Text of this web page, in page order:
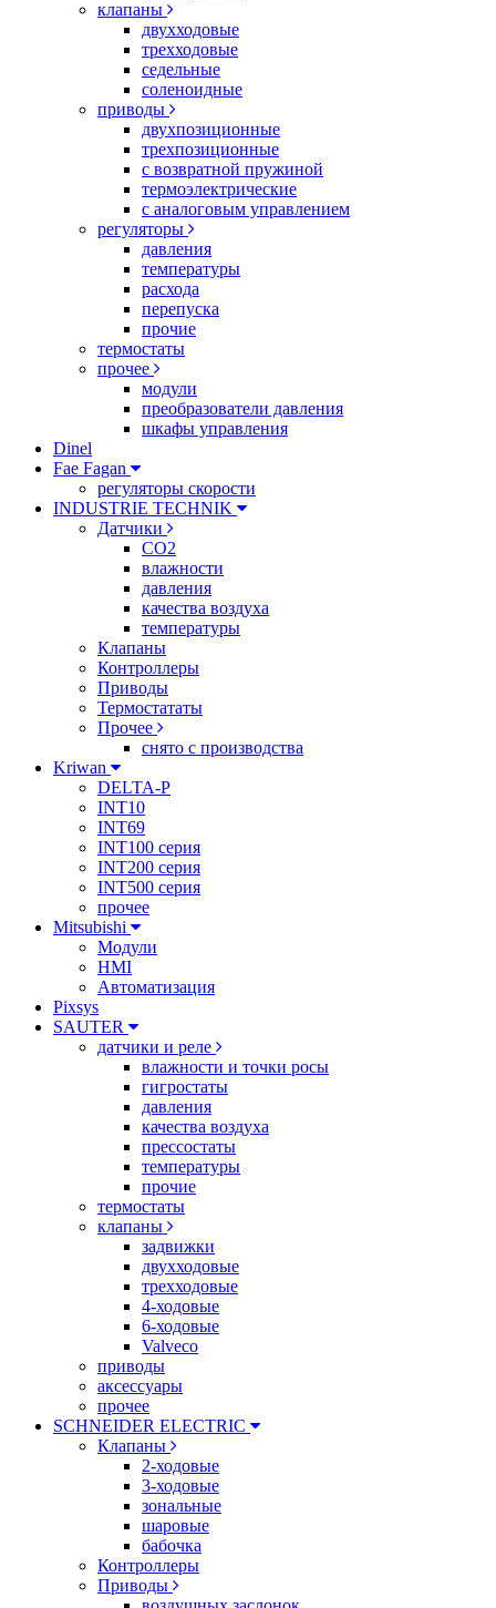
клапаны
двухходовые
трехходовые
седельные
соленоидные
приводы
двухпозиционные
трехпозиционные
с возвратной пружиной
термоэлектрические
с аналоговым управлением
регуляторы
давления
температуры
расхода
перепуска
прочие
термостаты
прочее
модули
преобразователи давления
шкафы управления
Dinel
Fae Fagan
регуляторы скорости
INDUSTRIE TECHNIK
Датчики
CO2
влажности
давления
качества воздуха
температуры
Клапаны
Контроллеры
Приводы
Термостататы
Прочее
снято с производства
Kriwan
DELTA-P
INT10
INT69
INT100 серия
INT200 серия
INT500 серия
прочее
Mitsubishi
Модули
HMI
Автоматизация
Pixsys
SAUTER
датчики и реле
влажности и точки росы
гигростаты
давления
качества воздуха
прессостаты
температуры
прочие
термостаты
клапаны
задвижки
двухходовые
трехходовые
4-ходовые
6-ходовые
Valveco
приводы
аксессуары
прочее
SCHNEIDER ELECTRIC
Клапаны
2-ходовые
3-ходовые
зональные
шаровые
бабочка
Контроллеры
Приводы